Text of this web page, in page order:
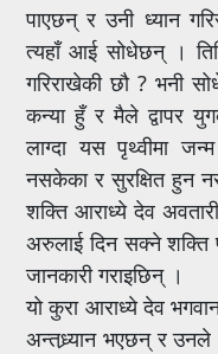
पाएछन् र उनी ध्यान
त्यहाँ आई सोधेछन् ।
गरिराखेकी छौ ? भनी
कन्या हुँ र मैले द्वापर
लाग्दा यस पृथ्वीमा
नसकेका र सुरक्षित हुन
शक्ति आराध्ये देव
अरुलाई दिन सक्ने शक्ति
जानकारी गराइछिन् ।
यो कुरा आराध्ये देव
अन्तध्र्यान भएछन् र उनले